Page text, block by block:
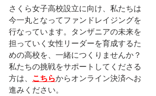
さくら女子高校設立に向け、私たちは
今一丸となってファンドレイジングを
行なっています。タンザニアの未来を
担っていく女性リーダーを育成するた
めの高校を、一緒につくりませんか？
私たちの挑戦をサポートしてくださる
方は、 こちらからオンライン決済へお
進みください。